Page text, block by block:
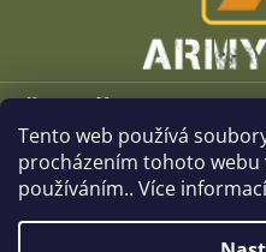
Tento web používá
procházením tohoto webu
používáním.. Více
Vše o nákupu
O společnosti
Kamenné prodejny